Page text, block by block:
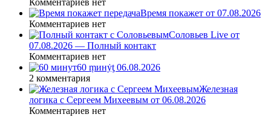
Комментариев нет
Время покажет от 07.08.2026
Комментариев нет
Соловьев Live от
07.08.2026 — Полный контакт
Комментариев нет
60 ṃинẏƫ 06.08.2026
2 комментария
Железная
логика с Сергеем Михеевым от 06.08.2026
Комментариев нет